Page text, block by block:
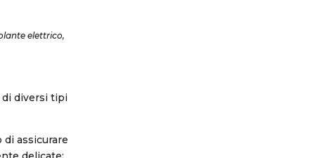
elettrico,
diversi tipi
assicurare